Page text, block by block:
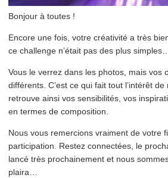
Bonjour à toutes !
Encore une fois, votre créativité a très
ce challenge n’était pas des plus simples…
Vous le verrez dans les photos, mais vos
différents. C’est ce qui fait tout l’intérêt
retrouve ainsi vos sensibilités, vos
en termes de composition.
Nous vous remercions vraiment de votre
participation. Restez connectées, le
lancé très prochainement et nous
plaira…